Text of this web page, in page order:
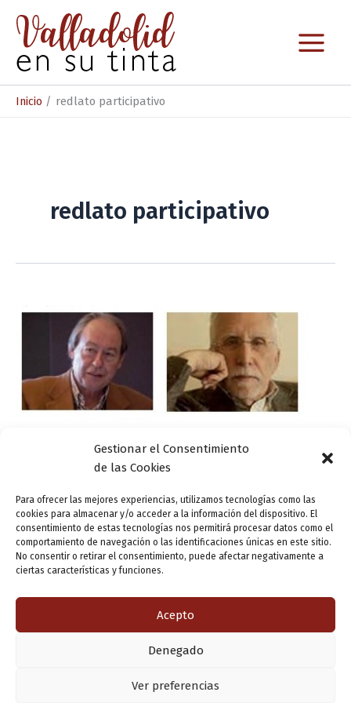
Gestionar el Consentimiento
de las Cookies
Para ofrecer las mejores experiencias, utilizamos tecnologías como las
cookies para almacenar y/o acceder a la información del dispositivo. El
consentimiento de estas tecnologías nos permitirá procesar datos como el
comportamiento de navegación o las identificaciones únicas en este sitio.
No consentir o retirar el consentimiento, puede afectar negativamente a
ciertas características y funciones.
Acepto
Denegado
Ver preferencias
contenido
Inicio redlato participativo
redlato participativo
Feria del Libro de Valladolid – 3 de mayo
ensutinta 3 mayo, 2015
Hasta el mejor de los libros tiene su final. Y esta ha sido,
Copyright © 2026 Valladolid en su titna